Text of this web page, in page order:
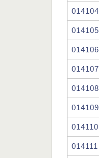
014104
014105
014106
014107
014108
014109
014110
014111